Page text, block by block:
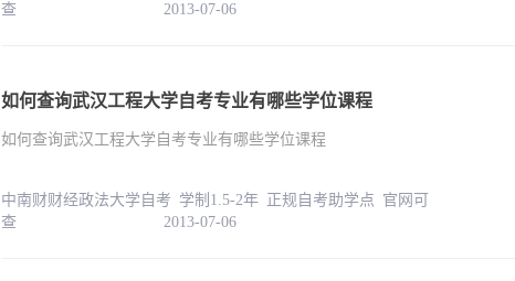
查 2013-07-06
如何查询武汉工程大学自考专业有哪些学位课程
如何查询武汉工程大学自考专业有哪些学位课程
中南财财经政法大学自考 学制1.5-2年 正规自考助学点 官网可
查 2013-07-06